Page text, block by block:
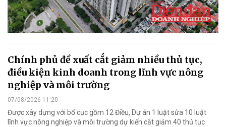
Chính phủ đề xuất cắt giảm nhiều thủ tục,
điều kiện kinh doanh trong lĩnh vực nông
nghiệp và môi trường
07/08/2026 11:20
Được xây dựng với bố cục gồm 12 Điều, Dự án 1 luật sửa 10 luật
lĩnh vực nông nghiệp và môi trường dự kiến cắt giảm 40 thủ tục